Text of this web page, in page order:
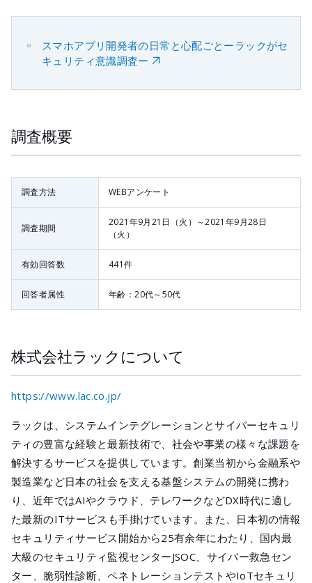
スマホアプリ開発者の日常と心配ごとーラックがセ
キュリティ意識調査ー
調査概要
調査方法 WEBアンケート
調査期間
2021年9月21日（火）～2021年9月28日
（火）
有効回答数 441件
回答者属性 年齢：20代～50代
株式会社ラックについて
https://www.lac.co.jp/
ラックは、システムインテグレーションとサイバーセキュリ
ティの豊富な経験と最新技術で、社会や事業の様々な課題を
解決するサービスを提供しています。創業当初から金融系や
製造業など日本の社会を支える基盤システムの開発に携わ
り、近年ではAIやクラウド、テレワークなどDX時代に適し
た最新のITサービスも手掛けています。また、日本初の情報
セキュリティサービス開始から25有余年にわたり、国内最
大級のセキュリティ監視センターJSOC、サイバー救急セン
ター、脆弱性診断、ペネトレーションテストやIoTセキュリ